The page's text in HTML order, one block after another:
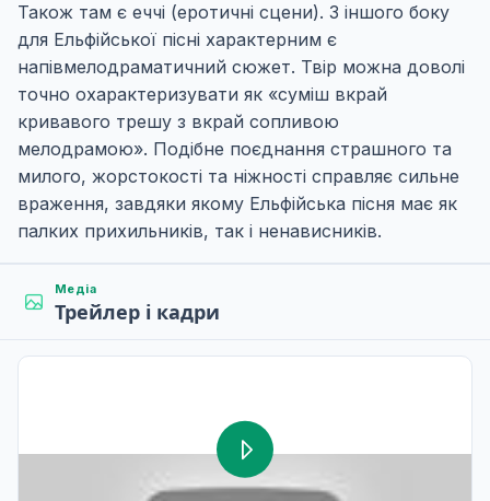
Також там є еччі (еротичні сцени). З іншого боку
для Ельфійської пісні характерним є
напівмелодраматичний сюжет. Твір можна доволі
точно охарактеризувати як «суміш вкрай
кривавого трешу з вкрай сопливою
мелодрамою». Подібне поєднання страшного та
милого, жорстокості та ніжності справляє сильне
враження, завдяки якому Ельфійська пісня має як
палких прихильників, так і ненависників.
Медіа
Трейлер і кадри